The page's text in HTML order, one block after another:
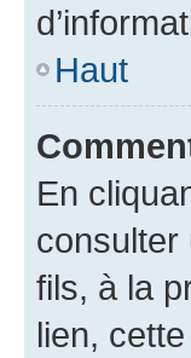
Haut
En
consulter
fils, à la
lien,